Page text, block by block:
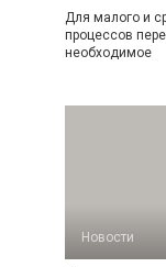
Для малого и
процессов
необходимое
Новости